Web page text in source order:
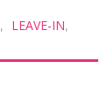
, LEAVE-IN,